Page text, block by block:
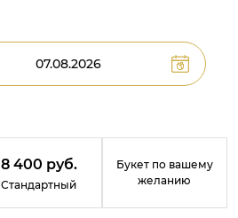
8 400 руб.
Стандартный
Букет по вашему
желанию